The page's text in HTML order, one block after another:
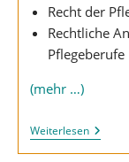
Recht der
Rechtliche
Pflegeberufe
(mehr …)
WeiterlesenIgl-